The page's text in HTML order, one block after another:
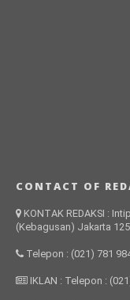
CONTACT OF
KONTAK REDAKSI :
(Kebagusan) Jakarta
Telepon : (021) 781
IKLAN : Telepon :